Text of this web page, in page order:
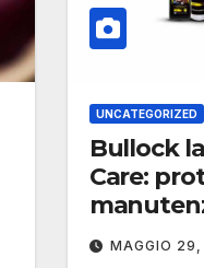
UNCATEGORIZED
Bullock
Care:
l’auto
MAGGIO